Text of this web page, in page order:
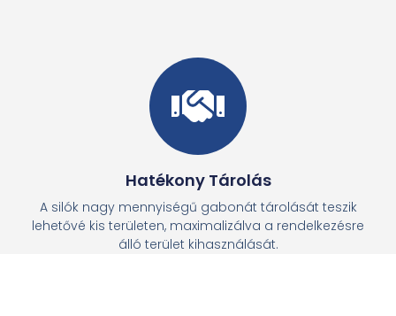
Hatékony Tárolás
A silók nagy mennyiségű gabonát tárolását teszik
lehetővé kis területen, maximalizálva a rendelkezésre
álló terület kihasználását.